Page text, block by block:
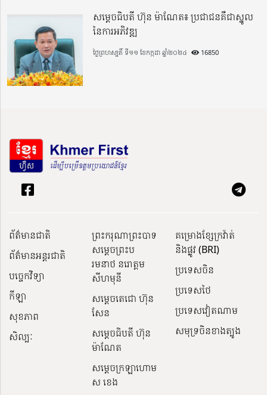
សម្តេចធិបតី ហ៊ុន ម៉ាណែត៖ ប្រជាជនគឺជាស្នូល
នៃការអភិវឌ្ឍ
ថ្ងៃព្រហស្បតិ៍ ទី១១ ខែកក្កដា ឆ្នាំ២០២៤ 16850
ព័ត៌មានជាតិ
ព័ត៌មានអន្តរជាតិ
បច្ចេកវិទ្យា
កីឡា
សុខភាព
សិល្បៈ
ព្រះករុណាព្រះបាទ
សម្តេចព្រះប
រមនាថ នរោត្តម
សីហមុនី
សម្តេចតេជោ ហ៊ុន
សែន
សម្ដេចធិបតី ហ៊ុន
ម៉ាណែត
សម្ដេចក្រឡាហោម
ស ខេង
គម្រោងខ្សែក្រវ៉ាត់
និងផ្លូវ (BRI)
ប្រទេសចិន
ប្រទេសថៃ
ប្រទេសវៀតណាម
សមុទ្រចិនខាងត្បូង